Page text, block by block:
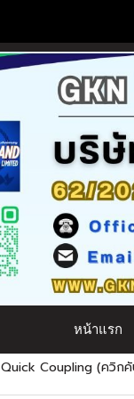
หน้าแรก
Quick Coupling (ควิก